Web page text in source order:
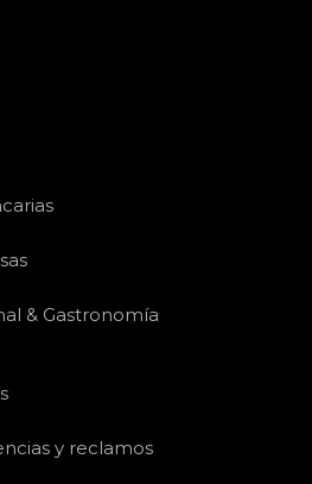
& Gastronomía
y reclamos